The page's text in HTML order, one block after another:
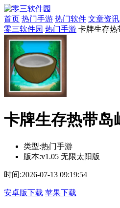
首页 热门手游 热门软件 文章资讯
零三软件园 热门手游 卡牌生存热
卡牌生存热带岛
类型:热门手游
版本:v1.05 无限太阳版
时间:2026-07-13 09:19:54
安卓版下载 苹果下载